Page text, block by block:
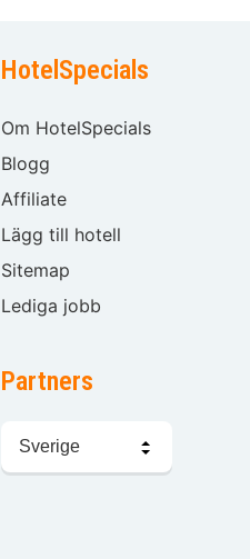
HotelSpecials
Om HotelSpecials
Blogg
Affiliate
Lägg till hotell
Sitemap
Lediga jobb
Partners
språk